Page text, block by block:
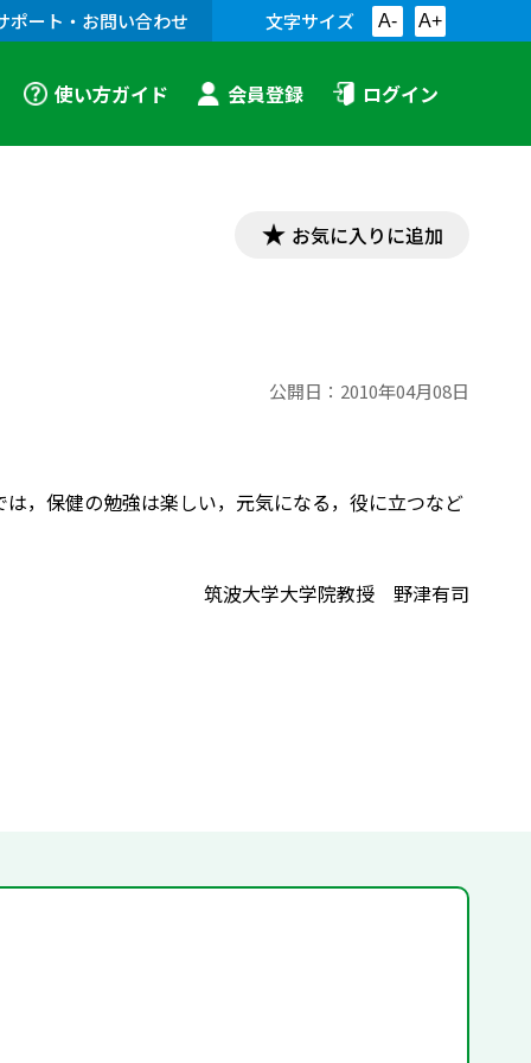
ポート・お問い合わせ 文字サイズ A- A+
使い方ガイド 会員登録 ログイン
お気に入りに追加
公開日： 2010年04月08日
，保健の勉強は楽しい，元気になる，役に立つなど
筑波大学大学院教授 野津有司